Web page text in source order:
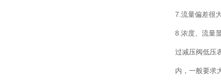
7.流量偏差很
8.浓度、流量
过减压阀低压
内，一般要求